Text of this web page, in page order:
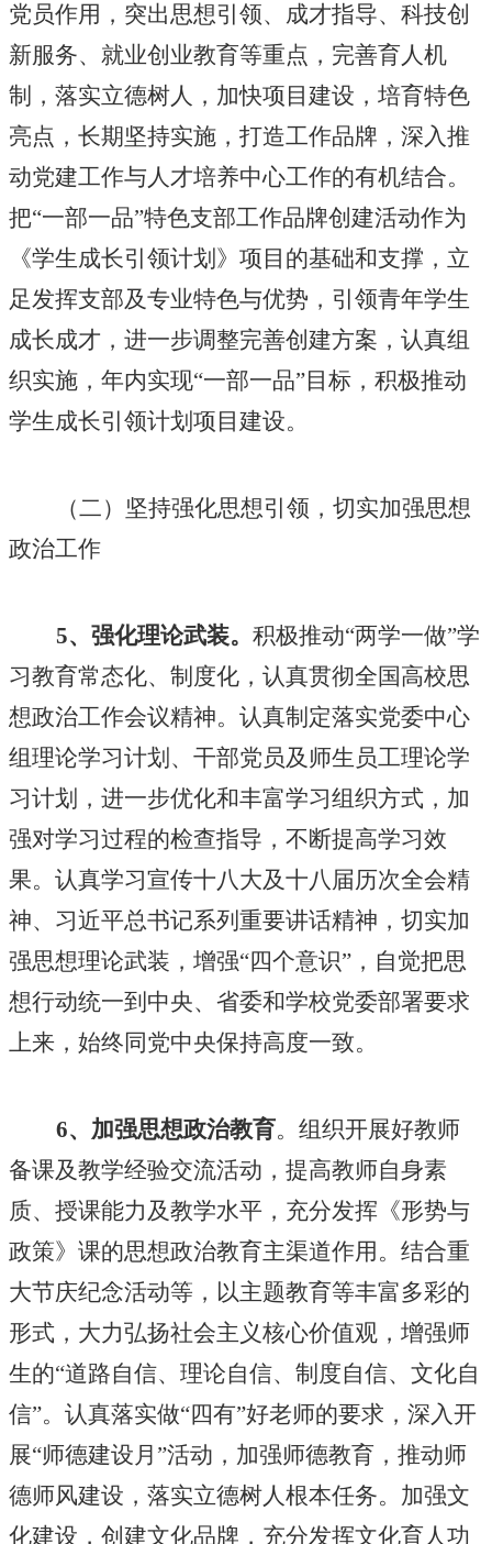
党员作用，突出思想引领、成才指导、科技创
新服务、就业创业教育等重点，完善育人机
制，落实立德树人，加快项目建设，培育特色
亮点，长期坚持实施，打造工作品牌，深入推
动党建工作与人才培养中心工作的有机结合。
把“一部一品”特色支部工作品牌创建活动作为
《学生成长引领计划》项目的基础和支撑，立
足发挥支部及专业特色与优势，引领青年学生
成长成才，进一步调整完善创建方案，认真组
织实施，年内实现“一部一品”目标，积极推动
学生成长引领计划项目建设。
（二）坚持强化思想引领，切实加强思想
政治工作
5、强化理论武装。积极推动“两学一做”学
习教育常态化、制度化，认真贯彻全国高校思
想政治工作会议精神。认真制定落实党委中心
组理论学习计划、干部党员及师生员工理论学
习计划，进一步优化和丰富学习组织方式，加
强对学习过程的检查指导，不断提高学习效
果。认真学习宣传十八大及十八届历次全会精
神、习近平总书记系列重要讲话精神，切实加
强思想理论武装，增强“四个意识”，自觉把思
想行动统一到中央、省委和学校党委部署要求
上来，始终同党中央保持高度一致。
6、加强思想政治教育。组织开展好教师
备课及教学经验交流活动，提高教师自身素
质、授课能力及教学水平，充分发挥《形势与
政策》课的思想政治教育主渠道作用。结合重
大节庆纪念活动等，以主题教育等丰富多彩的
形式，大力弘扬社会主义核心价值观，增强师
生的“道路自信、理论自信、制度自信、文化自
信”。认真落实做“四有”好老师的要求，深入开
展“师德建设月”活动，加强师德教育，推动师
德师风建设，落实立德树人根本任务。加强文
化建设，创建文化品牌，充分发挥文化育人功